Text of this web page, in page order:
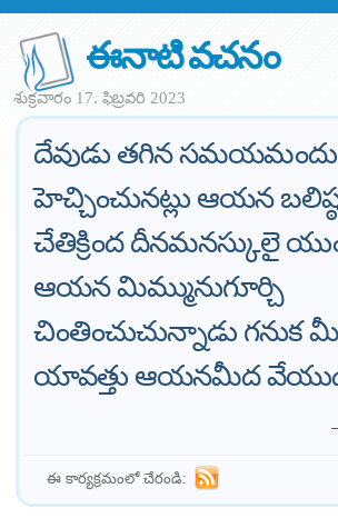
ఈనాటి వచనం
శుక్రవారం 17. ఫిబ్రవరి 2023
దేవుడు తగిన
హెచ్చించునట్లు ఆయన
చేతిక్రింద దీనమనస్కులై
ఆయన మిమ్మునుగూర్చి
చింతించుచున్నాడు గనుక
యావత్తు ఆయనమీద
ఈ కార్యక్రమంలో చేరండి: